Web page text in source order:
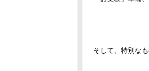
そして、特別な